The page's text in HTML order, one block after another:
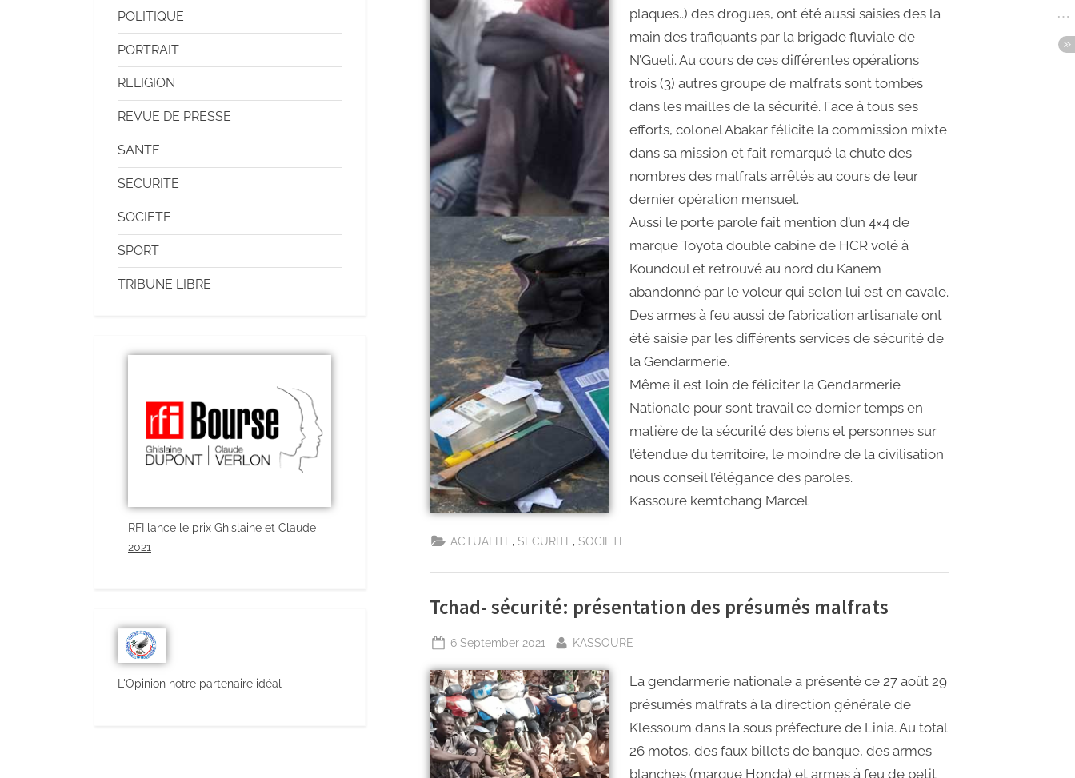
plaques..) des drogues, ont été aussi saisies des la
main des trafiquants par la brigade fluviale de
N’Gueli. Au cours de ces différentes opérations
trois (3) autres groupe de malfrats sont tombés
dans les mailles de la sécurité. Face à tous ses
efforts, colonel Abakar félicite la commission mixte
dans sa mission et fait remarqué la chute des
nombres des malfrats arrêtés au cours de leur
dernier opération mensuel.
Aussi le porte parole fait mention d’un 4×4 de
marque Toyota double cabine de HCR volé à
Koundoul et retrouvé au nord du Kanem
abandonné par le voleur qui selon lui est en cavale.
Des armes à feu aussi de fabrication artisanale ont
été saisie par les différents services de sécurité de
la Gendarmerie.
Même il est loin de féliciter la Gendarmerie
Nationale pour sont travail ce dernier temps en
matière de la sécurité des biens et personnes sur
l’étendue du territoire, le moindre de la civilisation
nous conseil l’élégance des paroles.
Kassoure kemtchang Marcel
ACTUALITE SECURITE SOCIETE
Tchad- sécurité: présentation des présumés malfrats
6 September 2021 KASSOURE
La gendarmerie nationale a présenté ce 27 août 29
présumés malfrats à la direction générale de
Klessoum dans la sous préfecture de Linia. Au total
26 motos, des faux billets de banque, des armes
blanches (marque Honda) et armes à feu de petit
POLITIQUE
PORTRAIT
RELIGION
REVUE DE PRESSE
SANTE
SECURITE
SOCIETE
SPORT
TRIBUNE LIBRE
RFI lance le prix Ghislaine et Claude
2021
L'Opinion notre partenaire idéal